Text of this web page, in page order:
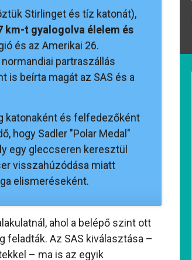
Stirlinget és tíz katonát),
km-t gyalogolva élelem és
és az Amerikai 26.
partraszállás
is beírta magát az SAS és a
katonaként és felfedezőként
hogy Sadler "Polar Medal"
egy gleccseren keresztül
visszahúzódása miatt
elismeréseként.
ahol a belépő szint ott
feladták. Az SAS kiválasztása –
– ma is az egyik